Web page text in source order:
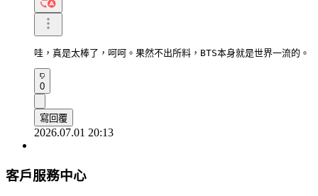
哇，真是太棒了，呵呵。果然不出所料，BTS本身就是世界一流的。
0
寫回覆
2026.07.01 20:13
客戶服務中心